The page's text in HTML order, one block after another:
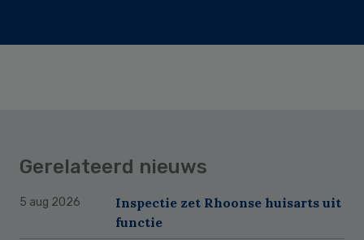
Gerelateerd nieuws
5 aug 2026
Inspectie zet Rhoonse huisarts uit
functie